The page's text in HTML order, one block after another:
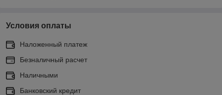
Условия оплаты
Наложенный платеж
Безналичный расчет
Наличными
Банковский кредит